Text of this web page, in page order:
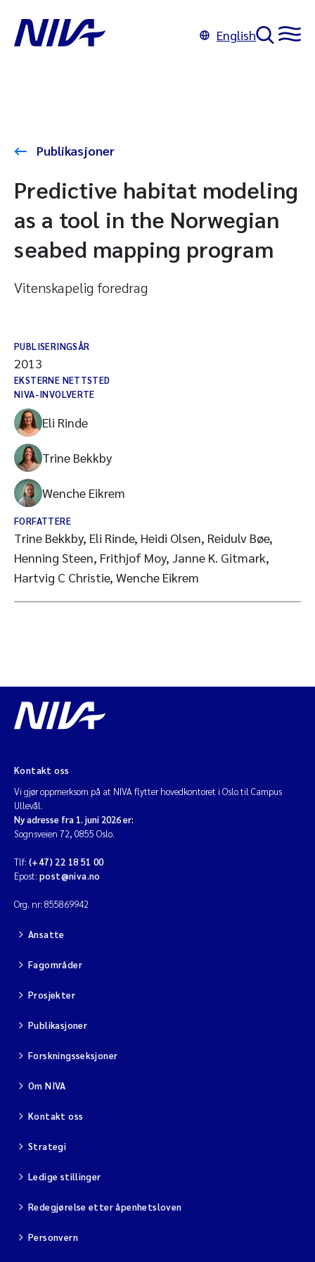
English
Publikasjoner
Predictive habitat modeling
as a tool in the Norwegian
seabed mapping program
Vitenskapelig foredrag
PUBLISERINGSÅR
2013
EKSTERNE NETTSTED
NIVA-INVOLVERTE
Eli Rinde
Trine Bekkby
Wenche Eikrem
FORFATTERE
Trine Bekkby, Eli Rinde, Heidi Olsen, Reidulv Bøe,
Henning Steen, Frithjof Moy, Janne K. Gitmark,
Hartvig C Christie, Wenche Eikrem
Kontakt oss
Vi gjør oppmerksom på at NIVA flytter hovedkontoret i Oslo til Campus
Ullevål.
Ny adresse fra 1. juni 2026 er:
Sognsveien 72, 0855 Oslo.
Tlf: (+47) 22 18 51 00
Epost: post@niva.no
Org. nr: 855869942
Ansatte
Fagområder
Prosjekter
Publikasjoner
Forskningsseksjoner
Om NIVA
Kontakt oss
Strategi
Ledige stillinger
Redegjørelse etter åpenhetsloven
Personvern